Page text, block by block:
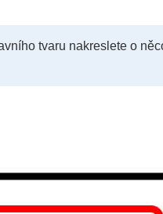
tvaru nakreslete o